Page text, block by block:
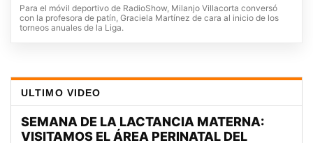
Para el móvil deportivo de RadioShow, Milanjo Villacorta conversó
con la profesora de patín, Graciela Martínez de cara al inicio de los
torneos anuales de la Liga.
ULTIMO VIDEO